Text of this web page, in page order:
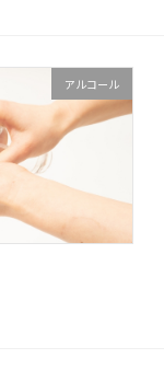
アルコール